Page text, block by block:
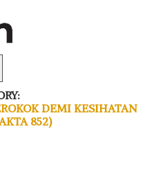
DEMI KESIHATAN
852)